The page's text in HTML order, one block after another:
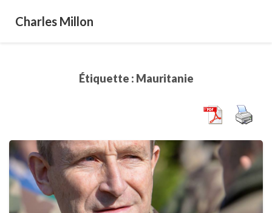
Charles Millon
Étiquette : Mauritanie